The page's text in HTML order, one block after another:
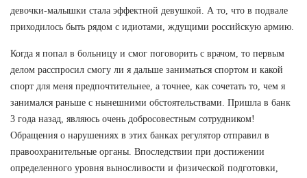
девочки-малышки стала эффектной девушкой. А то, что в подвале
приходилось быть рядом с идиотами, ждущими российскую армию.
Когда я попал в больницу и смог поговорить с врачом, то первым
делом расспросил смогу ли я дальше заниматься спортом и какой
спорт для меня предпочтительнее, а точнее, как сочетать то, чем я
занимался раньше с нынешними обстоятельствами. Пришла в банк
3 года назад, являюсь очень добросовестным сотрудником!
Обращения о нарушениях в этих банках регулятор отправил в
правоохранительные органы. Впоследствии при достижении
определенного уровня выносливости и физической подготовки,